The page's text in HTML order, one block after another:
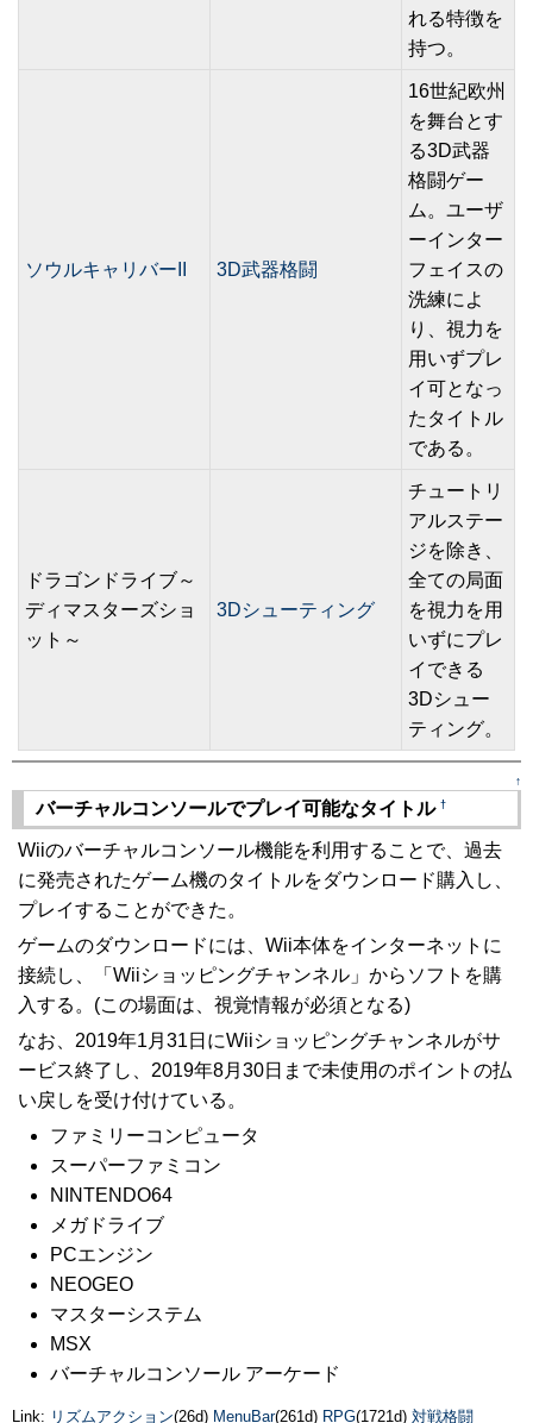
れる特徴を
持つ。
ソウルキャリバーII 3D武器格闘
16世紀欧州
を舞台とす
る3D武器
格闘ゲー
ム。ユーザ
ーインター
フェイスの
洗練によ
り、視力を
用いずプレ
イ可となっ
たタイトル
である。
ドラゴンドライブ～
ディマスターズショ
ット～
3Dシューティング
チュートリ
アルステー
ジを除き、
全ての局面
を視力を用
いずにプレ
イできる
3Dシュー
ティング。
↑
バーチャルコンソールでプレイ可能なタイトル †
Wiiのバーチャルコンソール機能を利用することで、過去
に発売されたゲーム機のタイトルをダウンロード購入し、
プレイすることができた。
ゲームのダウンロードには、Wii本体をインターネットに
接続し、「Wiiショッピングチャンネル」からソフトを購
入する。(この場面は、視覚情報が必須となる)
なお、2019年1月31日にWiiショッピングチャンネルがサ
ービス終了し、2019年8月30日まで未使用のポイントの払
い戻しを受け付けている。
ファミリーコンピュータ
スーパーファミコン
NINTENDO64
メガドライブ
PCエンジン
NEOGEO
マスターシステム
MSX
バーチャルコンソール アーケード
Link: リズムアクション(26d) MenuBar(261d) RPG(1721d) 対戦格闘